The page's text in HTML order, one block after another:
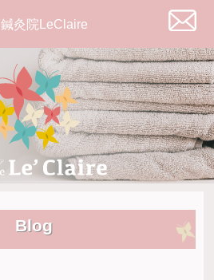
鍼灸院LeClaire
Blog